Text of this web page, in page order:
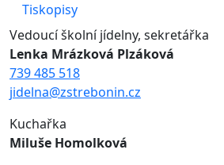
Tiskopisy
Vedoucí školní jídelny, sekretářka
Lenka Mrázková Plzáková
739 485 518
jidelna@zstrebonin.cz
Kuchařka
Miluše Homolková